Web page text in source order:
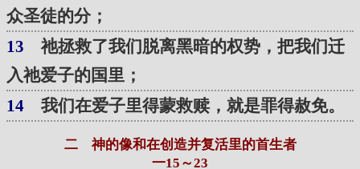
众圣徒的分；
13 祂拯救了我们脱离黑暗的权势，把我们迁
入祂爱子的国里；
14 我们在爱子里得蒙救赎，就是罪得赦免。
二 神的像和在创造并复活里的首生者
一15～23